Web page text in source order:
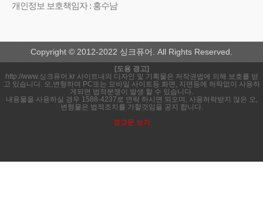
개인정보 보호책임자 : 홍수남
Copyright © 2012-2022 싱크퓨어. All Rights Reserved.
[도용 경고]
http://www.싱크퓨어.kr 사이트내의 디자인 및 기획물은 저작권법에 의해 보호를 받
고 있습니다. 오,변형하여 PC또는 모바일 사이트등 화면, 지면등에 허락없이 사용하
게되면 법적분쟁이 발생 할 수 있습니다.
내용물을 사용하실 경우 1588-4237로 연락 하시면 되오며, 사용허락받지 않은 오,
변형물은 법적조치를 가할것임을 공지 합니다.
경고문 보기